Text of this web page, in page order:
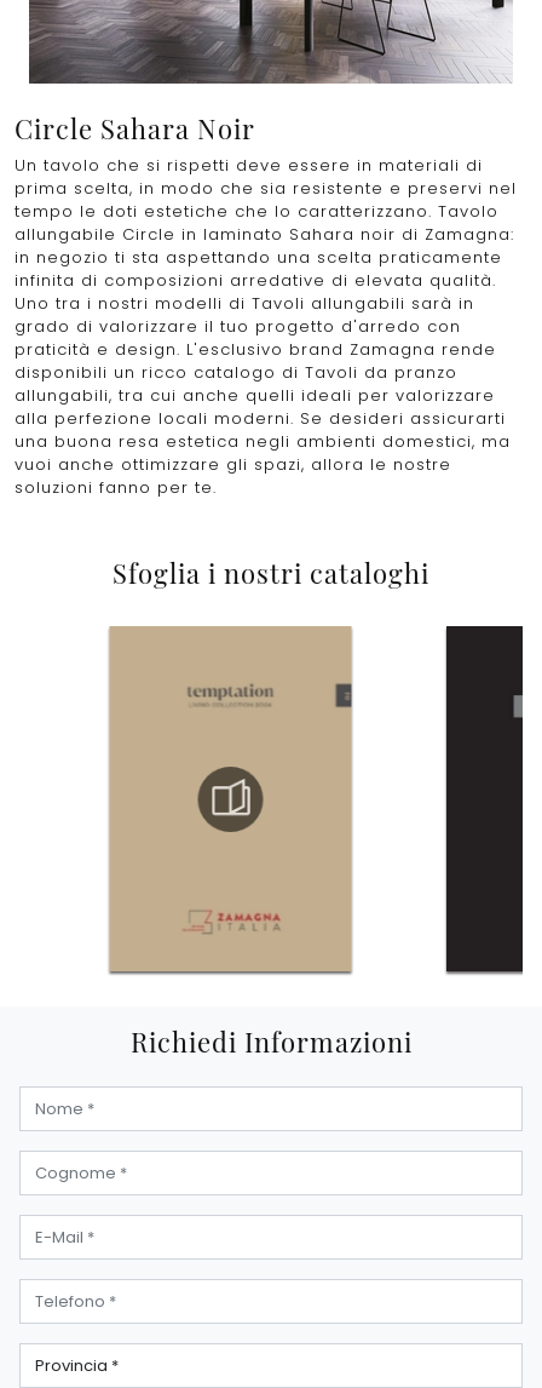
Circle Sahara Noir
Un tavolo che si rispetti deve essere in materiali di
prima scelta, in modo che sia resistente e preservi nel
tempo le doti estetiche che lo caratterizzano. Tavolo
allungabile Circle in laminato Sahara noir di Zamagna:
in negozio ti sta aspettando una scelta praticamente
infinita di composizioni arredative di elevata qualità.
Uno tra i nostri modelli di Tavoli allungabili sarà in
grado di valorizzare il tuo progetto d'arredo con
praticità e design. L'esclusivo brand Zamagna rende
disponibili un ricco catalogo di Tavoli da pranzo
allungabili, tra cui anche quelli ideali per valorizzare
alla perfezione locali moderni. Se desideri assicurarti
una buona resa estetica negli ambienti domestici, ma
vuoi anche ottimizzare gli spazi, allora le nostre
soluzioni fanno per te.
Sfoglia i nostri cataloghi
Richiedi Informazioni